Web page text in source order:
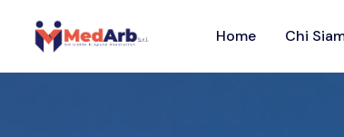
contenuto
Home Chi